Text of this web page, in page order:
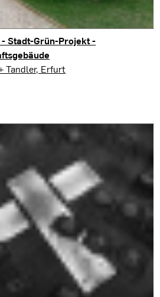
Stadt-Grün-Projekt -
Tandler, Erfurt